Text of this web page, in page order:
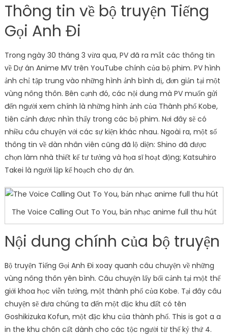
Thông tin về bộ truyện Tiếng
Gọi Anh Đi
Trong ngày 30 tháng 3 vừa qua, PV đã ra mắt các thông tin
về Dự án Anime MV trên YouTube chính của bộ phim. PV hình
ảnh chỉ tập trung vào những hình ảnh bình dị, đơn giản tại một
vùng nông thôn. Bên cạnh đó, các nội dung mà PV muốn gửi
đến người xem chính là những hình ảnh của Thành phố Kobe,
tiên cảnh được nhìn thấy trong các bộ phim. Nơi đây sẽ có
nhiều câu chuyện với các sự kiện khác nhau. Ngoài ra, một số
thông tin về dàn nhân viên cũng đã lộ diện: Shino đã được
chọn làm nhà thiết kế tư tưởng và họa sĩ hoạt động; Katsuhiro
Takei là người lập kế hoạch cho dự án.
The Voice Calling Out To You, bản nhạc anime full thu hút
Nội dung chính của bộ truyện
Bộ truyện Tiếng Gọi Anh Đi xoay quanh câu chuyện về những
vùng nông thôn yên bình. Câu chuyện lấy bối cảnh tại một thế
giới khoa học viễn tưởng, một thành phố của Kobe. Tại đây câu
chuyện sẽ đưa chúng ta đến một đặc khu đất có tên
Goshikizuka Kofun, một đặc khu của thành phố. This is got a a
in the khu chôn cất dành cho các tộc người từ thế kỷ thứ 4.